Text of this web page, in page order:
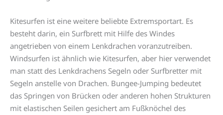
Kitesurfen ist eine weitere beliebte Extremsportart. Es
besteht darin, ein Surfbrett mit Hilfe des Windes
angetrieben von einem Lenkdrachen voranzutreiben.
Windsurfen ist ähnlich wie Kitesurfen, aber hier verwendet
man statt des Lenkdrachens Segeln oder Surfbretter mit
Segeln anstelle von Drachen. Bungee-Jumping bedeutet
das Springen von Brücken oder anderen hohen Strukturen
mit elastischen Seilen gesichert am Fußknöchel des